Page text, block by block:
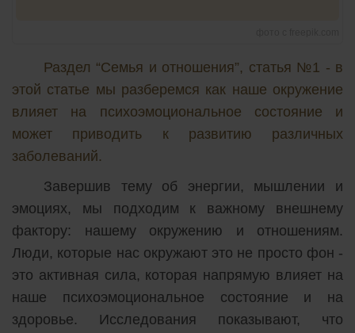
Раздел “Семья и отношения”, статья №1 - в
этой статье мы разберемся как наше окружение
влияет на психоэмоциональное состояние и
может приводить к развитию различных
заболеваний.
Завершив тему об энергии, мышлении и
эмоциях, мы подходим к важному внешнему
фактору: нашему окружению и отношениям.
Люди, которые нас окружают это не просто фон -
это активная сила, которая напрямую влияет на
наше психоэмоциональное состояние и на
здоровье. Исследования показывают, что